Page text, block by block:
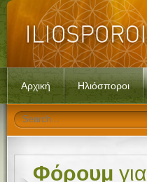
Αρχική Ηλιόσποροι
Φόρουμ